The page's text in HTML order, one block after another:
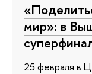
мир»: в
25 февраля в